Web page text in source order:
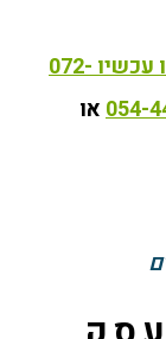
התקשרו עכשיו 072-
או